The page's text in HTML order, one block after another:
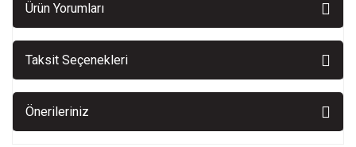
Ürün Yorumları
Taksit Seçenekleri
Önerileriniz